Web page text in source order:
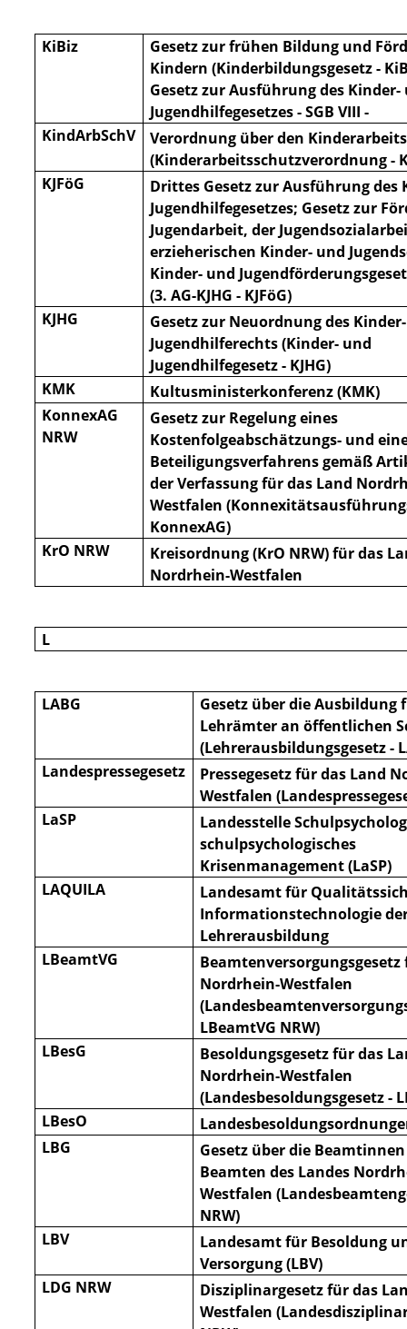
KiBiz
Gesetz zur frühen Bildung und
Kindern (Kinderbildungsgesetz -
Gesetz zur Ausführung des Kinder-
Jugendhilfegesetzes - SGB VIII -
KindArbSchV
Verordnung über den
(Kinderarbeitsschutzverordnung -
KJFöG
Drittes Gesetz zur Ausführung des
Jugendhilfegesetzes; Gesetz zur
Jugendarbeit, der
erzieherischen Kinder- und
Kinder- und
(3. AG-KJHG - KJFöG)
KJHG
Gesetz zur Neuordnung des
Jugendhilferechts (Kinder- und
Jugendhilfegesetz - KJHG)
KMK
Kultusministerkonferenz (KMK)
KonnexAG
NRW
Gesetz zur Regelung eines
Kostenfolgeabschätzungs- und
Beteiligungsverfahrens gemäß
der Verfassung für das Land
Westfalen
KonnexAG)
KrO NRW
Kreisordnung (KrO NRW) für das
Nordrhein-Westfalen
L
LABG
Gesetz über die Ausbildung
Lehrämter an öffentlichen
(Lehrerausbildungsgesetz -
Landespressegesetz
Pressegesetz für das Land
Westfalen
LaSP
Landesstelle
schulpsychologisches
Krisenmanagement (LaSP)
LAQUILA
Landesamt für
Informationstechnologie
Lehrerausbildung
LBeamtVG
Beamtenversorgungsgesetz
Nordrhein-Westfalen
LBeamtVG NRW)
LBesG
Besoldungsgesetz für das
Nordrhein-Westfalen
(Landesbesoldungsgesetz -
LBesO
LBG
Gesetz über die
Beamten des Landes
Westfalen
NRW)
LBV
Landesamt für Besoldung
Versorgung (LBV)
LDG NRW
Disziplinargesetz für das
Westfalen